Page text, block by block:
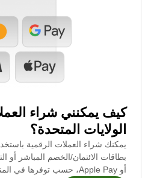
كيف يمكنني شراء
الولايات المتحدة؟
يمكنك شراء العملات الرقمية
أو Apple Pay، حسب توفرها في المنطقة.